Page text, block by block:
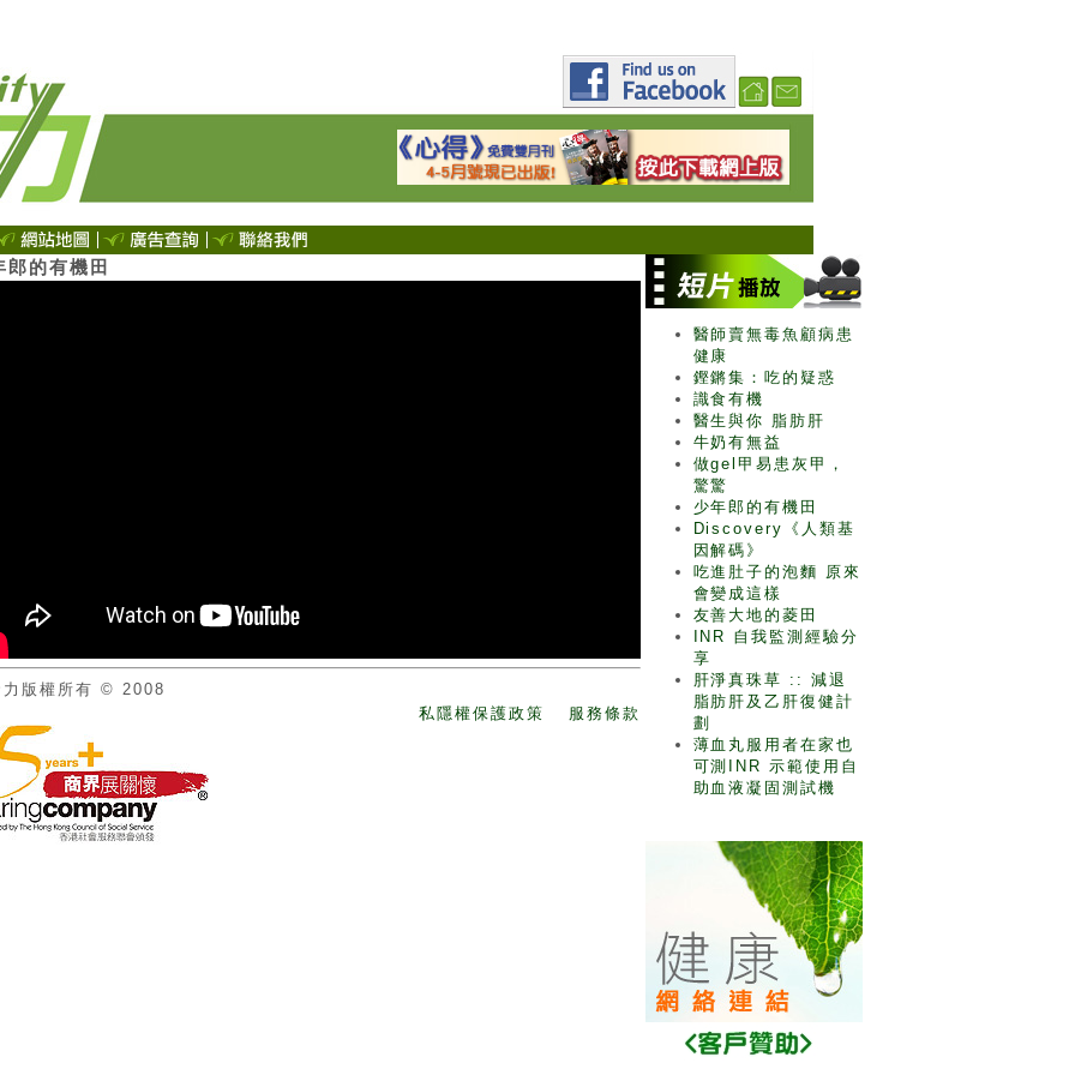
郎的有機田
力版權所有 © 2008
私隱權保護政策
服務條款
醫師賣無毒魚顧病患
健康
鏗鏘集：吃的疑惑
識食有機
醫生與你 脂肪肝
牛奶有無益
做gel甲易患灰甲，
驚驚
少年郎的有機田
Discovery《人類基
因解碼》
吃進肚子的泡麵 原來
會變成這樣
友善大地的菱田
INR 自我監測經驗分
享
肝淨真珠草 :: 減退
脂肪肝及乙肝復健計
劃
薄血丸服用者在家也
可測INR 示範使用自
助血液凝固測試機